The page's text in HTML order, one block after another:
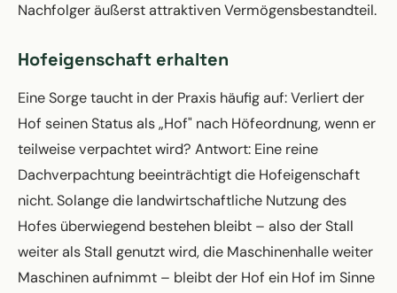
Nachfolger äußerst attraktiven Vermögensbestandteil.
Hofeigenschaft erhalten
Eine Sorge taucht in der Praxis häufig auf: Verliert der
Hof seinen Status als „Hof" nach Höfeordnung, wenn er
teilweise verpachtet wird? Antwort: Eine reine
Dachverpachtung beeinträchtigt die Hofeigenschaft
nicht. Solange die landwirtschaftliche Nutzung des
Hofes überwiegend bestehen bleibt – also der Stall
weiter als Stall genutzt wird, die Maschinenhalle weiter
Maschinen aufnimmt – bleibt der Hof ein Hof im Sinne